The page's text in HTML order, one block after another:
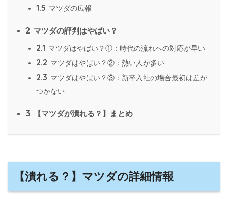
1.5 マツダの広報
2 マツダの評判はやばい？
2.1 マツダはやばい？①：時代の流れへの対応が早い
2.2 マツダはやばい？②：熱い人が多い
2.3 マツダはやばい？③：新卒入社の場合最初は差が
つかない
3 【マツダが潰れる？】まとめ
【潰れる？】マツダの詳細情報